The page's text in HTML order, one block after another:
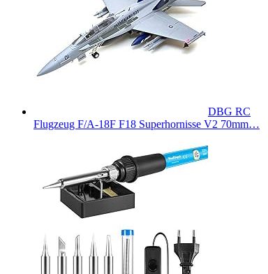
DBG RC
Flugzeug F/A-18F F18 Superhornisse V2 70mm…